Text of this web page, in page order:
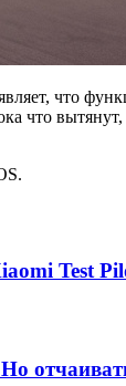
что
Test